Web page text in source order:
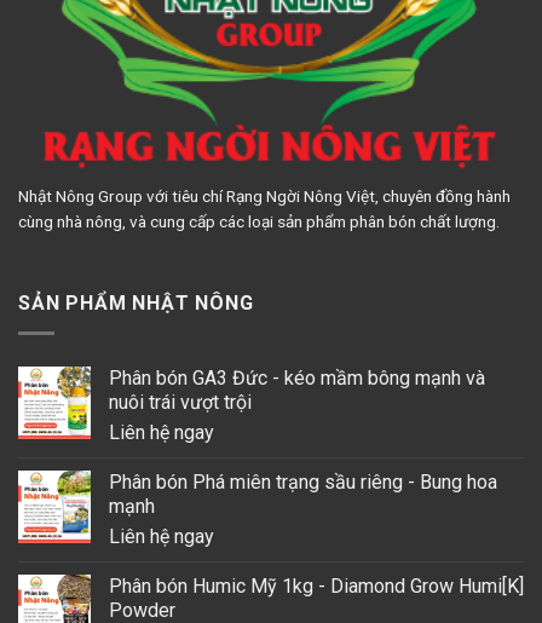
Nhật Nông Group với tiêu chí Rạng Ngời Nông Việt, chuyên đồng hành
cùng nhà nông, và cung cấp các loại sản phẩm phân bón chất lượng.
SẢN PHẨM NHẬT NÔNG
Phân bón GA3 Đức - kéo mầm bông mạnh và
nuôi trái vượt trội
Liên hệ ngay
Phân bón Phá miên trạng sầu riêng - Bung hoa
mạnh
Liên hệ ngay
Phân bón Humic Mỹ 1kg - Diamond Grow Humi[K]
Powder